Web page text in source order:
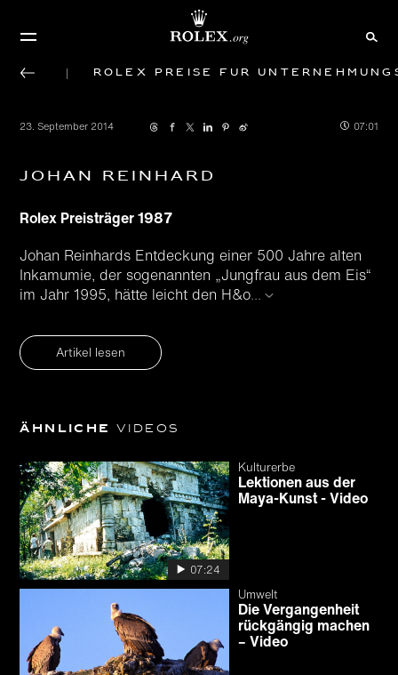
Rolex Preise für
23. September 2014 07:01
Johan Reinhard
Rolex Preisträger 1987
Johan Reinhards Entdeckung einer 500 Jahre alten
Inkamumie, der sogenannten „Jungfrau aus dem Eis“
im Jahr 1995, hätte leicht den H&o...
Artikel lesen
Ähnliche Videos
07:24
Kulturerbe
Lektionen aus der
Maya-Kunst - Video
Umwelt
Die Vergangenheit
rückgängig machen
– Video